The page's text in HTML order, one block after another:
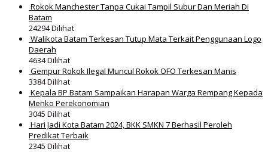
Rokok Manchester Tanpa Cukai Tampil Subur Dan Meriah Di
Batam
24294 Dilihat
Walikota Batam Terkesan Tutup Mata Terkait Penggunaan Logo
Daerah
4634 Dilihat
Gempur Rokok Ilegal Muncul Rokok OFO Terkesan Manis
3384 Dilihat
Kepala BP Batam Sampaikan Harapan Warga Rempang Kepada
Menko Perekonomian
3045 Dilihat
Hari Jadi Kota Batam 2024, BKK SMKN 7 Berhasil Peroleh
Predikat Terbaik
2345 Dilihat